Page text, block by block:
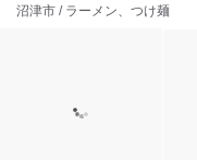
沼津市 / ラーメン、つけ麺